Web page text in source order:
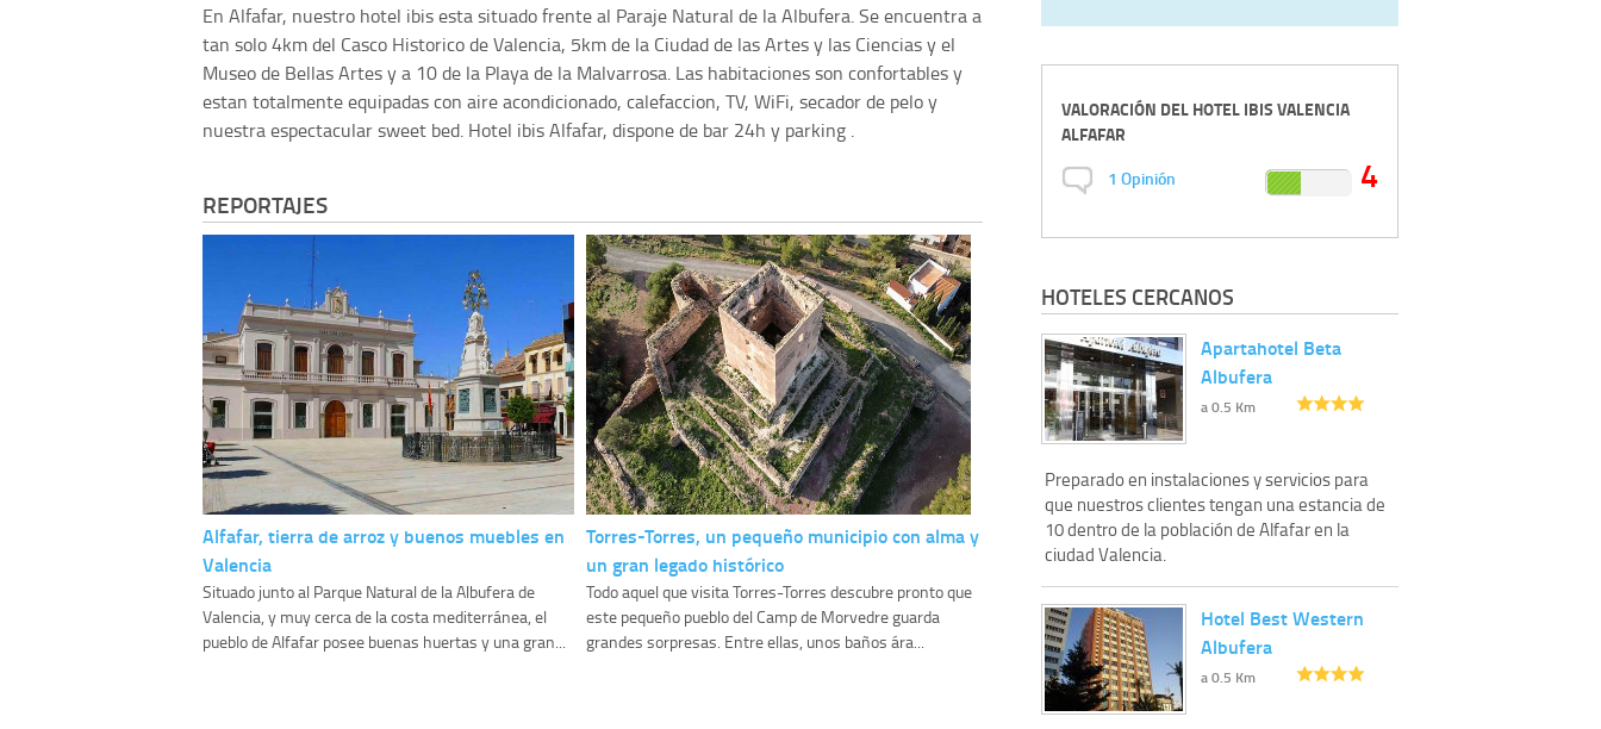
En Alfafar, nuestro hotel ibis esta situado frente al Paraje Natural de la Albufera. Se encuentra a
tan solo 4km del Casco Historico de Valencia, 5km de la Ciudad de las Artes y las Ciencias y el
Museo de Bellas Artes y a 10 de la Playa de la Malvarrosa. Las habitaciones son confortables y
estan totalmente equipadas con aire acondicionado, calefaccion, TV, WiFi, secador de pelo y
nuestra espectacular sweet bed. Hotel ibis Alfafar, dispone de bar 24h y parking .
REPORTAJES
Alfafar, tierra de arroz y buenos muebles en
Valencia
Situado junto al Parque Natural de la Albufera de
Valencia, y muy cerca de la costa mediterránea, el
pueblo de Alfafar posee buenas huertas y una gran...
Torres-Torres, un pequeño municipio con alma y
un gran legado histórico
Todo aquel que visita Torres-Torres descubre pronto que
este pequeño pueblo del Camp de Morvedre guarda
grandes sorpresas. Entre ellas, unos baños ára...
VALORACIÓN DELHOTEL IBIS VALENCIA
ALFAFAR
1 Opinión 4
HOTELES CERCANOS
Apartahotel Beta
Albufera
a 0.5 Km
Preparado en instalaciones y servicios para
que nuestros clientes tengan una estancia de
10 dentro de la población de Alfafar en la
ciudad Valencia.
Hotel Best Western
Albufera
a 0.5 Km